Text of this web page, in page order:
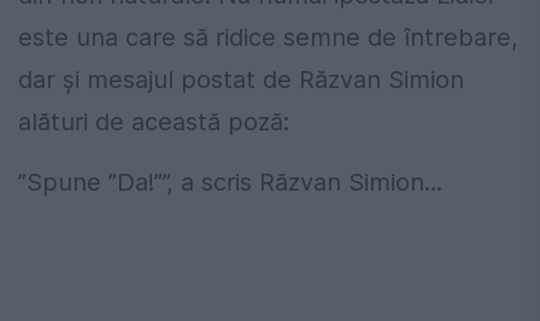
este una care să ridice semne de întrebare,
dar și mesajul postat de Răzvan Simion
alături de această poză:
”Spune ”Da!””, a scris Răzvan Simion...